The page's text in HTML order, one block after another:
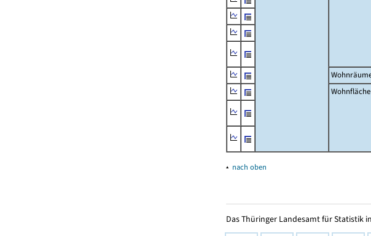
Wohnfläche
▴ nach oben
Das Thüringer Landesamt für Statistik